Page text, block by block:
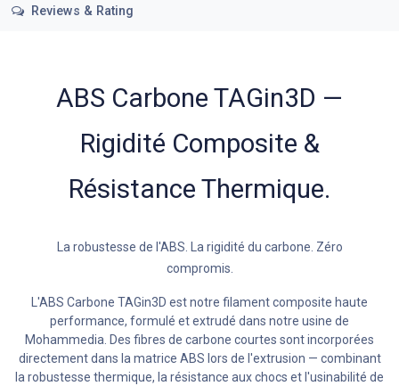
Reviews & Rating
ABS Carbone TAGin3D —
Rigidité Composite &
Résistance Thermique.
La robustesse de l'ABS. La rigidité du carbone. Zéro
compromis.
L'ABS Carbone TAGin3D est notre filament composite haute
performance, formulé et extrudé dans notre usine de
Mohammedia. Des fibres de carbone courtes sont incorporées
directement dans la matrice ABS lors de l'extrusion — combinant
la robustesse thermique, la résistance aux chocs et l'usinabilité de